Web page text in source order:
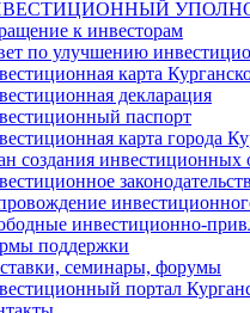
к инвесторам
по улучшению
карта
декларация
паспорт
карта города
создания инвестиционных
инвестиционно-
поддержки
семинары, форумы
портал